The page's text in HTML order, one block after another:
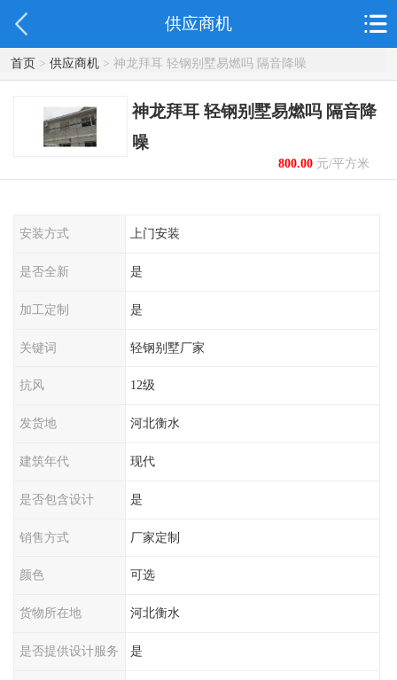
供应商机
首页> 供应商机> 神龙拜耳 轻钢别墅易燃吗 隔音降噪
神龙拜耳 轻钢别墅易燃吗 隔音降
噪
800.00元/平方米
起
安装方式 上门安装
是否全新 是
加工定制 是
关键词 轻钢别墅厂家
抗风 12级
发货地 河北衡水
建筑年代 现代
是否包含设计 是
销售方式 厂家定制
颜色 可选
货物所在地 河北衡水
是否提供设计服务 是